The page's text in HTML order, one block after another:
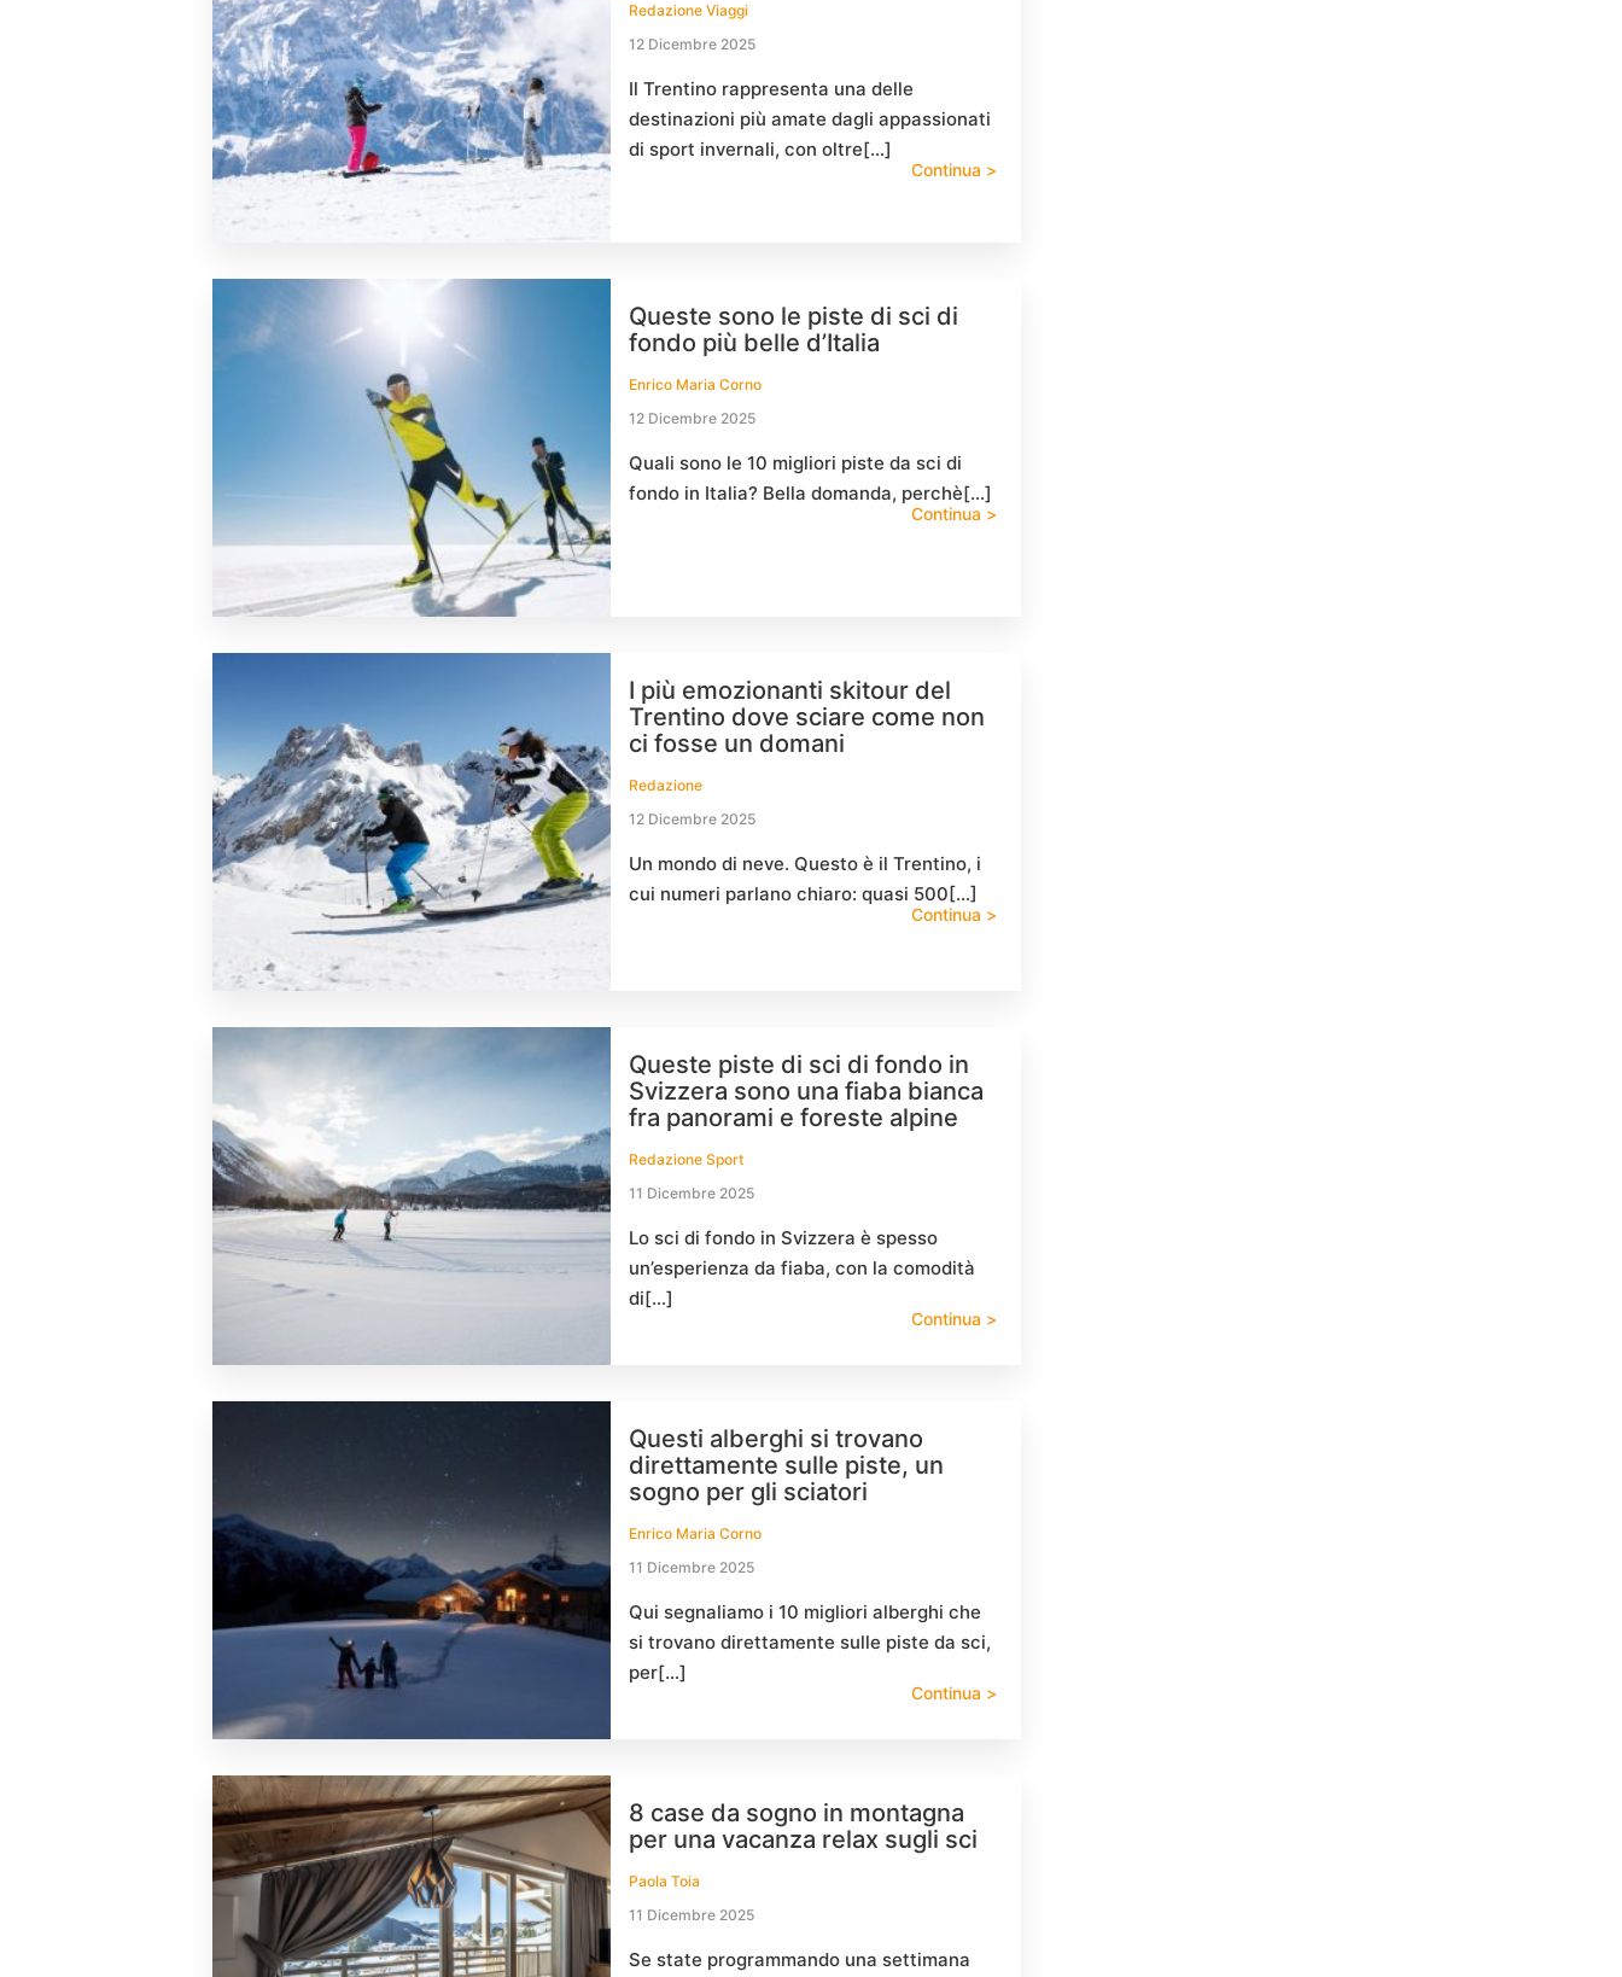
Redazione Viaggi
12 Dicembre 2025
Il Trentino rappresenta una delle
destinazioni più amate dagli appassionati
di sport invernali, con oltre[…]
Continua >
Queste sono le piste di sci di
fondo più belle d’Italia
Enrico Maria Corno
12 Dicembre 2025
Quali sono le 10 migliori piste da sci di
fondo in Italia? Bella domanda, perchè[…]
Continua >
I più emozionanti skitour del
Trentino dove sciare come non
ci fosse un domani
Redazione
12 Dicembre 2025
Un mondo di neve. Questo è il Trentino, i
cui numeri parlano chiaro: quasi 500[…]
Continua >
Queste piste di sci di fondo in
Svizzera sono una fiaba bianca
fra panorami e foreste alpine
Redazione Sport
11 Dicembre 2025
Lo sci di fondo in Svizzera è spesso
un’esperienza da fiaba, con la comodità
di[…]
Continua >
Questi alberghi si trovano
direttamente sulle piste, un
sogno per gli sciatori
Enrico Maria Corno
11 Dicembre 2025
Qui segnaliamo i 10 migliori alberghi che
si trovano direttamente sulle piste da sci,
per[…]
Continua >
8 case da sogno in montagna
per una vacanza relax sugli sci
Paola Toia
11 Dicembre 2025
Se state programmando una settimana